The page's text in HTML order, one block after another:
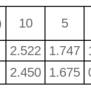
10
5
2.522 1.747
2.450 1.675